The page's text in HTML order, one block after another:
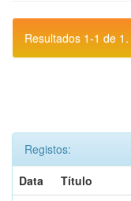
Resultados 1-1 de 1.
Registos:
Data
Título